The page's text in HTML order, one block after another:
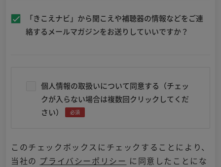
「きこえナビ」から聞こえや補聴器の情報などをご連
絡するメールマガジンをお送りしていいですか？
個人情報の取扱いについて同意する（チェッ
クが入らない場合は複数回クリックしてくだ
さい）
必須
このチェックボックスにチェックすることにより、
当社の プライバシーポリシー に同意したことにな